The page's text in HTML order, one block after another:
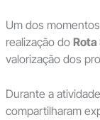
Um dos
realização do Rota
valorização dos
Durante a
compartilharam